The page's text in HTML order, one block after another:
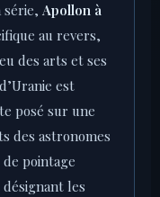
série, Apollon à
au revers,
des arts et ses
est
posé sur une
des astronomes
pointage
les